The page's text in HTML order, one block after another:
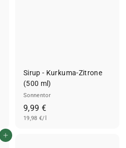
Sirup - Kurkuma-Zitrone
(500 ml)
Sonnentor
9,99 €9
,
19,98 €/l
In den Einkaufswagen legen